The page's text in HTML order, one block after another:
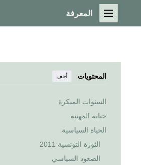
القائمة الرئيسية
المعرفة
المحتويات أخف
السنوات المبكرة
حياته المهنية
الحياة السياسية
الثورة التونسية 2011
الصعود السياسي